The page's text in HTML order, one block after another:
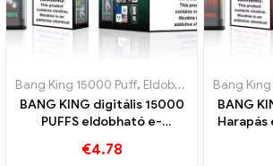
Bang King 15000 Puff, Eldobható e-cigaretta Svédország
BANG KING digitális 15000
PUFFS eldobható e-
Vonatok Triple Berry Ice
€4.78
Bang
BANG
ízért,